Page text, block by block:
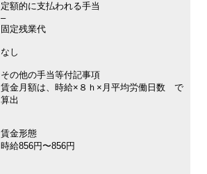
定額的に支払われる手当
–
固定残業代
なし
その他の手当等付記事項
賃金月額は、時給×８ｈ×月平均労働日数 で
算出
賃金形態
時給856円〜856円